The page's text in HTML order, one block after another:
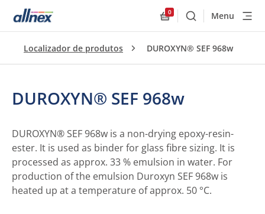
0
BuscarMenu
Localizador de produtos DUROXYN® SEF 968w
DUROXYN® SEF 968w
DUROXYN® SEF 968w is a non-drying epoxy-resin-
ester. It is used as binder for glass fibre sizing. It is
processed as approx. 33 % emulsion in water. For
production of the emulsion Duroxyn SEF 968w is
heated up at a temperature of approx. 50 °C.